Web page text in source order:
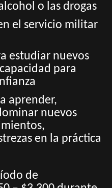
o las drogas
el servicio militar
estudiar nuevos
para
aprender,
nuevos
en la práctica
de